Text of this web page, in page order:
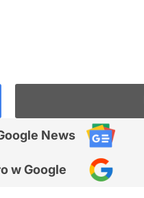
News
w Google